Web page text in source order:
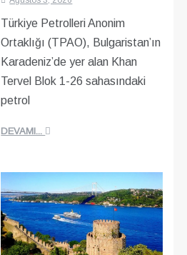
Türkiye Petrolleri Anonim
Ortaklığı (TPAO), Bulgaristan’ın
Karadeniz’de yer alan Khan
Tervel Blok 1-26 sahasındaki
petrol
DEVAMI...